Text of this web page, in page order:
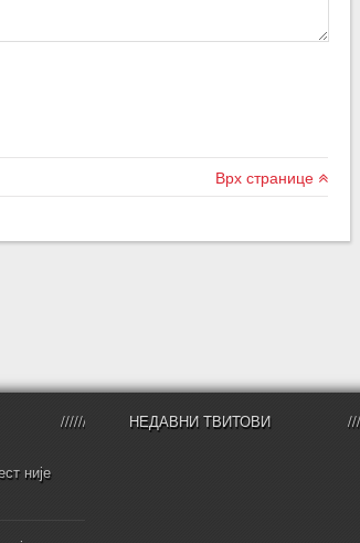
Врх странице
није
НЕДАВНИ ТВИТОВИ